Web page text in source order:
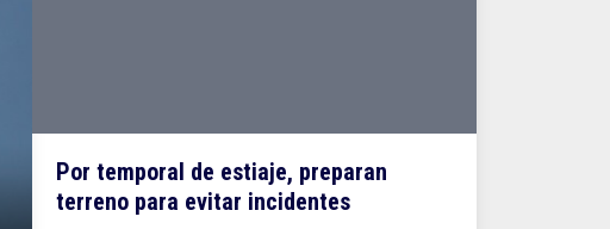
Por temporal de estiaje, preparan
terreno para evitar incidentes